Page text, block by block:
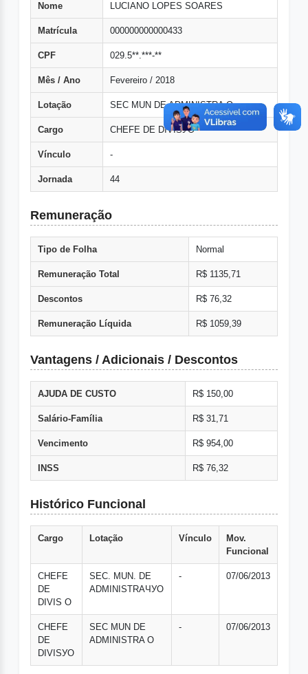
Nome LUCIANO LOPES SOARES
Matrícula 000000000000433
CPF 029.5**.***-**
Mês / Ano Fevereiro / 2018
Lotação SEC MUN DE ADMINISTRA O
Cargo CHEFE DE DIVISУO
Vínculo -
Jornada 44
Remuneração
Tipo de Folha Normal
Remuneração Total R$ 1135,71
Descontos R$ 76,32
Remuneração Líquida R$ 1059,39
Vantagens / Adicionais / Descontos
AJUDA DE CUSTO R$ 150,00
Salário-Família R$ 31,71
Vencimento R$ 954,00
INSS R$ 76,32
Histórico Funcional
Cargo Lotação Vínculo
Mov.
Funcional
CHEFE
DE
DIVIS O
SEC. MUN. DE
ADMINISTRAЧУO
- 07/06/2013
CHEFE
DE
DIVISУO
SEC MUN DE
ADMINISTRA O
- 07/06/2013